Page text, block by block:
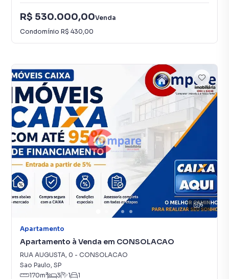
R$ 530.000,00Venda
Condomínio R$ 430,00
6
Apartamento
Apartamento à Venda em CONSOLACAO
RUA AUGUSTA, 0 - CONSOLACAO
Sao Paulo, SP
170m² 3 1 1